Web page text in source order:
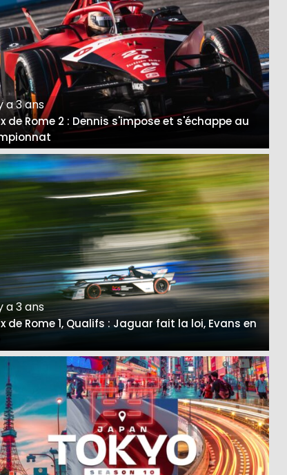
a 3 ans
de Rome 2 : Dennis s'impose et s'échappe au
a 3 ans
de Rome 1, Qualifs : Jaguar fait la loi, Evans en